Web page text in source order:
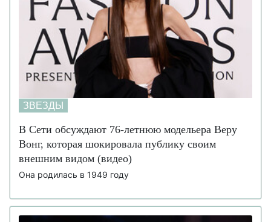
ЗВЕЗДЫ
В Сети обсуждают 76-летнюю модельера Веру
Вонг, которая шокировала публику своим
внешним видом (видео)
Она родилась в 1949 году